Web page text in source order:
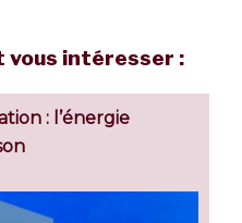
vous intéresser :
: l’énergie